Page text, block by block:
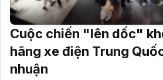
Cuộc chiến "lên dốc"
hãng xe điện Trung
nhuận